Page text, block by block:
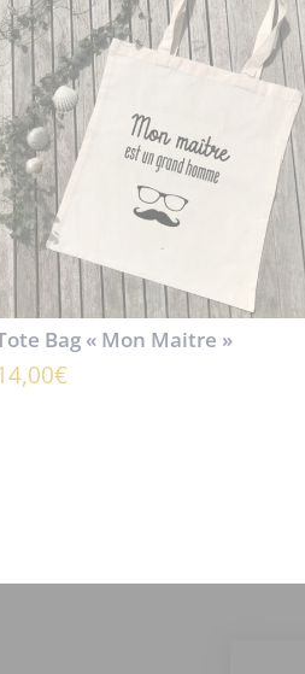
Bag « Mon Maitre »
€